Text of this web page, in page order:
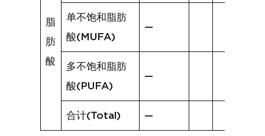
脂
肪
酸
单不饱和脂肪
酸(MUFA)
—
多不饱和脂肪
酸(PUFA)
—
合计(Total) —